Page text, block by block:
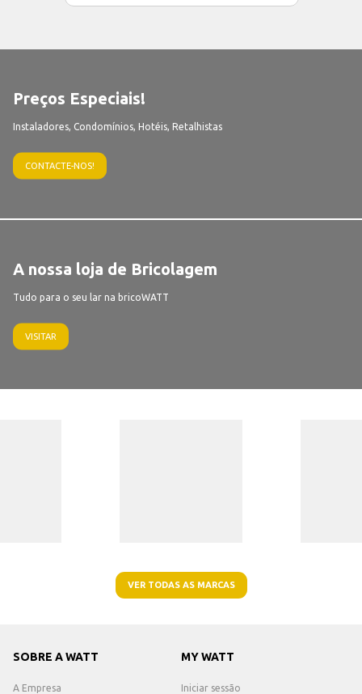
Preços Especiais!
Instaladores, Condomínios, Hotéis, Retalhistas
CONTACTE-NOS!
A nossa loja de Bricolagem
Tudo para o seu lar na bricoWATT
VISITAR
VER TODAS AS MARCAS
SOBRE A WATT
A Empresa
MY WATT
Iniciar sessão